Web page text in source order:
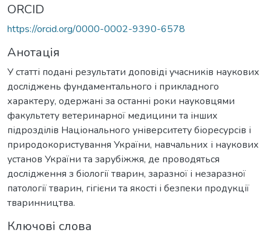
ORCID
https://orcid.org/0000-0002-9390-6578
Анотація
У статті подані результати доповіді учасників наукових
досліджень фундаментального і прикладного
характеру, одержані за останні роки науковцями
факультету ветеринарної медицини та інших
підрозділів Національного університету біоресурсів і
природокористування України, навчальних і наукових
установ України та зарубіжжя, де проводяться
дослідження з біології тварин, заразної і незаразної
патології тварин, гігієни та якості і безпеки продукції
тваринництва.
Ключові слова